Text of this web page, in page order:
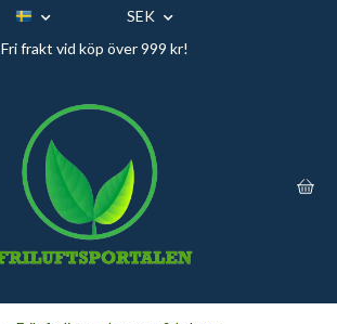
SEK
Fri frakt vid köp över 999 kr!